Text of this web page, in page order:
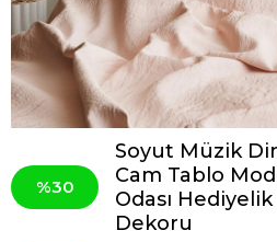
30
Soyut Müzik
Cam Tablo
Odası
Dekoru